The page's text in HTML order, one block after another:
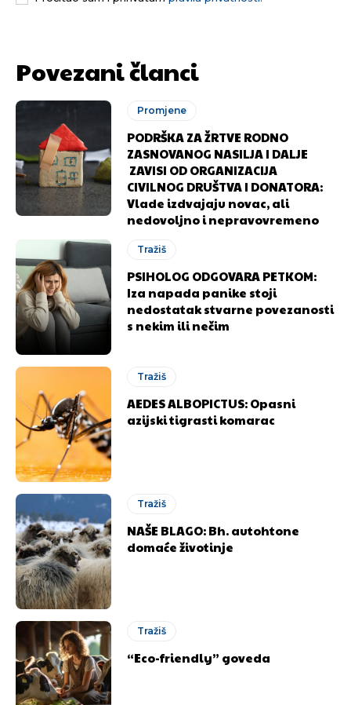
Povezani članci
Promjene
PODRŠKA ZA ŽRTVE RODNO
ZASNOVANOG NASILJA I DALJE
ZAVISI OD ORGANIZACIJA
CIVILNOG DRUŠTVA I DONATORA:
Vlade izdvajaju novac, ali
nedovoljno i nepravovremeno
Tražiš
PSIHOLOG ODGOVARA PETKOM:
Iza napada panike stoji
nedostatak stvarne povezanosti
s nekim ili nečim
Tražiš
AEDES ALBOPICTUS: Opasni
azijski tigrasti komarac
Tražiš
NAŠE BLAGO: Bh. autohtone
domaće životinje
Tražiš
“Eco-friendly” goveda